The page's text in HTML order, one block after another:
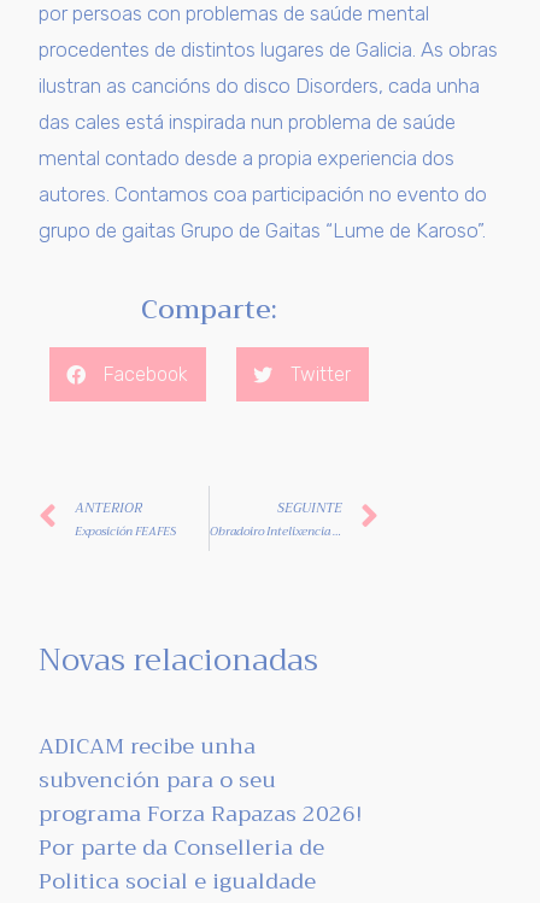
por persoas con problemas de saúde mental
procedentes de distintos lugares de Galicia. As obras
ilustran as cancións do disco Disorders, cada unha
das cales está inspirada nun problema de saúde
mental contado desde a propia experiencia dos
autores. Contamos coa participación no evento do
grupo de gaitas Grupo de Gaitas “Lume de Karoso”.
Comparte:
Facebook Twitter
ANTERIOR
Exposición FEAFES
SEGUINTE
Obradoiro Intelixencia Emocional
Novas relacionadas
ADICAM recibe unha
subvención para o seu
programa Forza Rapazas 2026!
Por parte da Conselleria de
Politica social e igualdade